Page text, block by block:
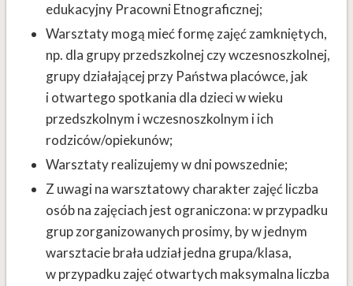
edukacyjny Pracowni Etnograficznej;
Warsztaty mogą mieć formę zajęć zamkniętych,
np. dla grupy przedszkolnej czy wczesnoszkolnej,
grupy działającej przy Państwa placówce, jak
i otwartego spotkania dla dzieci w wieku
przedszkolnym i wczesnoszkolnym i ich
rodziców/opiekunów;
Warsztaty realizujemy w dni powszednie;
Z uwagi na warsztatowy charakter zajęć liczba
osób na zajęciach jest ograniczona: w przypadku
grup zorganizowanych prosimy, by w jednym
warsztacie brała udział jedna grupa/klasa,
w przypadku zajęć otwartych maksymalna liczba